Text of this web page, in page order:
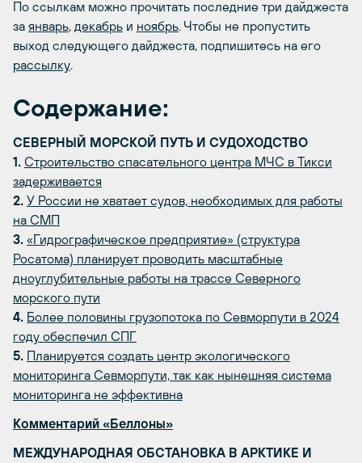
По ссылкам можно прочитать последние три дайджеста
за январь, декабрь и ноябрь. Чтобы не пропустить
выход следующего дайджеста, подпишитесь на его
рассылку.
Содержание:
СЕВЕРНЫЙ МОРСКОЙ ПУТЬ И СУДОХОДСТВО
1. Строительство спасательного центра МЧС в Тикси
задерживается
2. У России не хватает судов, необходимых для работы
на СМП
3. «Гидрографическое предприятие» (структура
Росатома) планирует проводить масштабные
дноуглубительные работы на трассе Северного
морского пути
4. Более половины грузопотока по Севморпути в 2024
году обеспечил СПГ
5. Планируется создать центр экологического
мониторинга Севморпути, так как нынешняя система
мониторинга не эффективна
Комментарий «Беллоны»
МЕЖДУНАРОДНАЯ ОБСТАНОВКА В АРКТИКЕ И